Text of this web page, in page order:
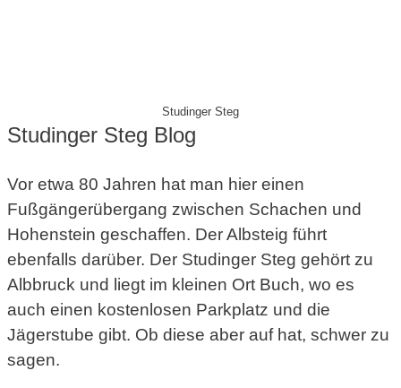
Studinger Steg
Studinger Steg Blog
Vor etwa 80 Jahren hat man hier einen
Fußgängerübergang zwischen Schachen und
Hohenstein geschaffen. Der Albsteig führt
ebenfalls darüber. Der Studinger Steg gehört zu
Albbruck und liegt im kleinen Ort Buch, wo es
auch einen kostenlosen Parkplatz und die
Jägerstube gibt. Ob diese aber auf hat, schwer zu
sagen.